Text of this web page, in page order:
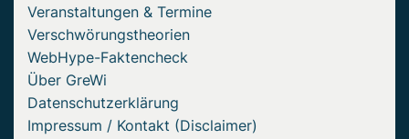
Veranstaltungen & Termine
Verschwörungstheorien
WebHype-Faktencheck
Über GreWi
Datenschutzerklärung
Impressum / Kontakt (Disclaimer)